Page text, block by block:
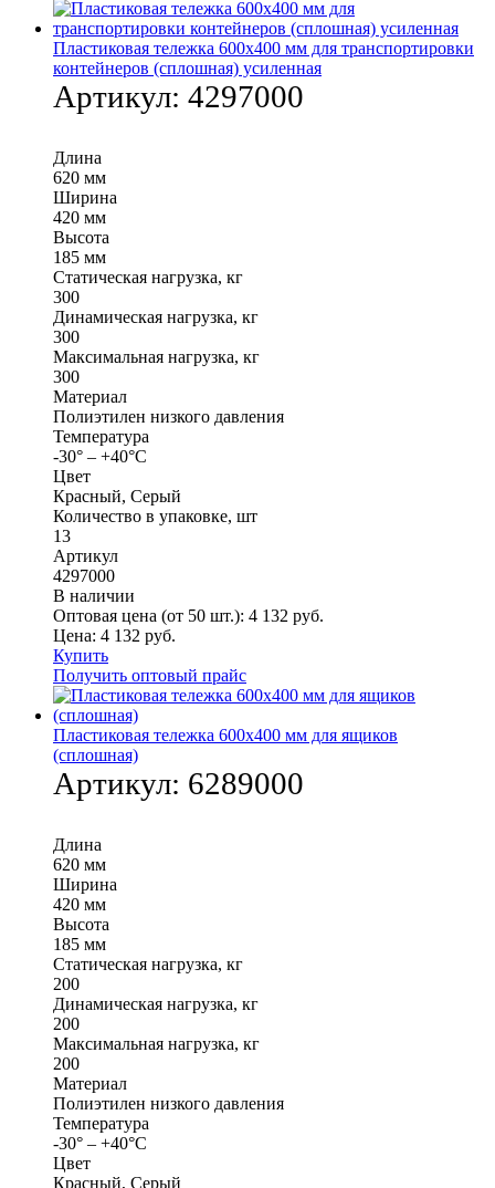
Пластиковая тележка 600х400 мм для транспортировки
контейнеров (сплошная) усиленная
Артикул: 4297000
Длина
620 мм
Ширина
420 мм
Высота
185 мм
Статическая нагрузка, кг
300
Динамическая нагрузка, кг
300
Максимальная нагрузка, кг
300
Материал
Полиэтилен низкого давления
Температура
-30° – +40°С
Цвет
Красный, Серый
Количество в упаковке, шт
13
Артикул
4297000
В наличии
Оптовая цена (от 50 шт.): 4 132 руб.
Цена: 4 132 руб.
Купить
Получить оптовый прайс
Пластиковая тележка 600х400 мм для ящиков
(сплошная)
Артикул: 6289000
Длина
620 мм
Ширина
420 мм
Высота
185 мм
Статическая нагрузка, кг
200
Динамическая нагрузка, кг
200
Максимальная нагрузка, кг
200
Материал
Полиэтилен низкого давления
Температура
-30° – +40°С
Цвет
Красный, Серый